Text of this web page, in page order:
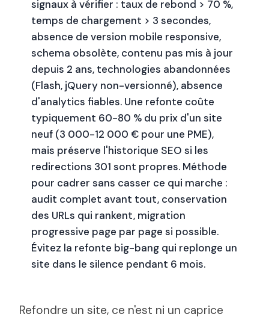
signaux à vérifier : taux de rebond > 70 %,
temps de chargement > 3 secondes,
absence de version mobile responsive,
schema obsolète, contenu pas mis à jour
depuis 2 ans, technologies abandonnées
(Flash, jQuery non-versionné), absence
d'analytics fiables. Une refonte coûte
typiquement 60-80 % du prix d'un site
neuf (3 000-12 000 € pour une PME),
mais préserve l'historique SEO si les
redirections 301 sont propres. Méthode
pour cadrer sans casser ce qui marche :
audit complet avant tout, conservation
des URLs qui rankent, migration
progressive page par page si possible.
Évitez la refonte big-bang qui replonge un
site dans le silence pendant 6 mois.
Refondre un site, ce n'est ni un caprice